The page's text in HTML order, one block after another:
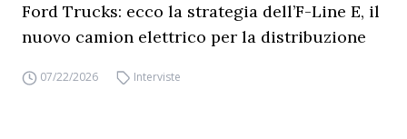
Ford Trucks: ecco la strategia dell’F-Line E, il
nuovo camion elettrico per la distribuzione
07/22/2026 Interviste